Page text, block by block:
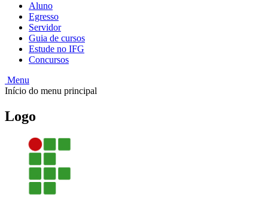
Aluno
Egresso
Servidor
Guia de cursos
Estude no IFG
Concursos
Menu
Início do menu principal
Logo